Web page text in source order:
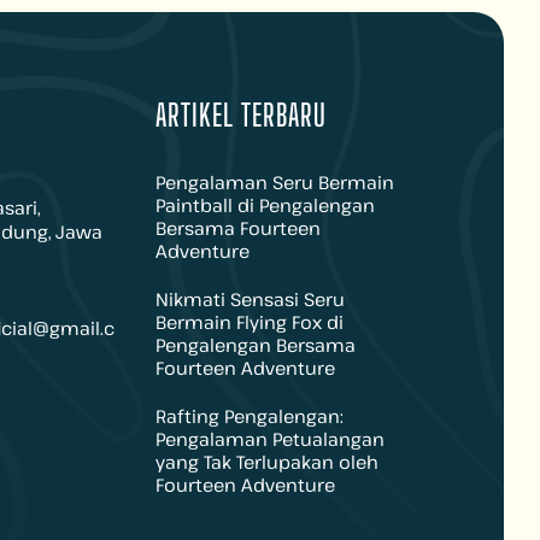
Jawa
ARTIKEL TERBARU
Pengalaman Seru Bermain
Paintball di Pengalengan
Bersama Fourteen
Adventure
Nikmati Sensasi Seru
Bermain Flying Fox di
Pengalengan Bersama
Fourteen Adventure
Rafting Pengalengan:
Pengalaman Petualangan
yang Tak Terlupakan oleh
Fourteen Adventure